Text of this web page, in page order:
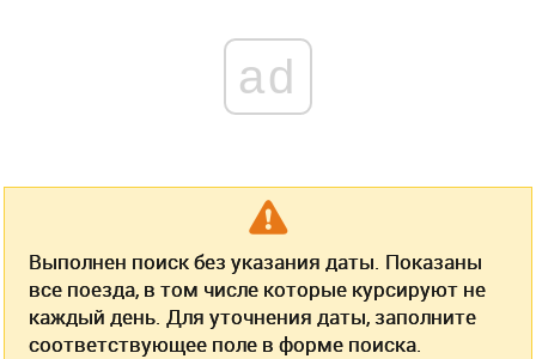
ad
Выполнен поиск без указания даты. Показаны
все поезда, в том числе которые курсируют не
каждый день. Для уточнения даты, заполните
соответствующее поле в форме поиска.